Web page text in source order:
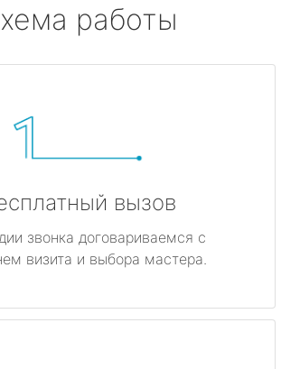
работы
вызов
звонка договариваемся с
визита и выбора мастера.